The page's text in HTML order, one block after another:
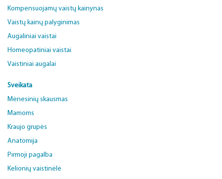
Kompensuojamų vaistų kainynas
Vaistų kainų palyginimas
Augaliniai vaistai
Homeopatiniai vaistai
Vaistiniai augalai
Sveikata
Mėnesinių skausmas
Mamoms
Kraujo grupės
Anatomija
Pirmoji pagalba
Kelionių vaistinėlė